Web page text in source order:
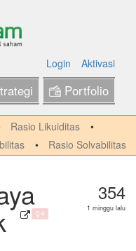
Login Aktivasi
Portfolio
Rasio Likuiditas
Rasio Solvabilitas
Q4
354
1 minggu lalu